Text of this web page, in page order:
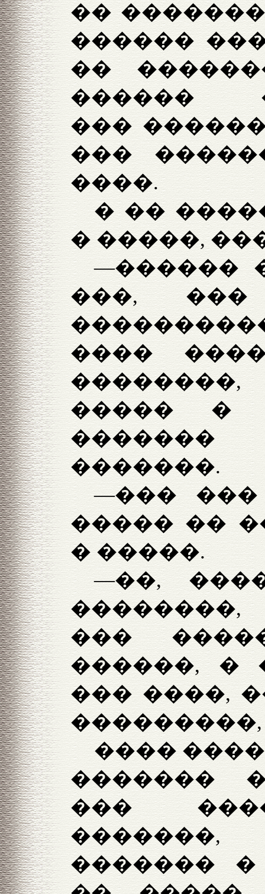
��
������
��
������
���
���
����.
� ��
� �����,
—������
���,
����
����� �
�������.
—���
����� ��
� �����.
—��,
���
������, �
��� ����,
���������,
����
�������
���
�������,
�������